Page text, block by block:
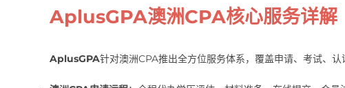
AplusGPA澳洲CPA核心服务详解
AplusGPA针对澳洲CPA推出全方位服务体系，覆盖申请、考试、认